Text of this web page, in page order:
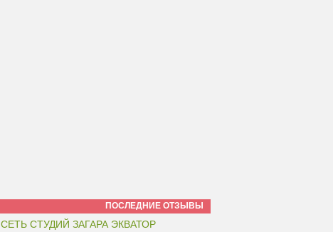
ПОСЛЕДНИЕ ОТЗЫВЫ
СЕТЬ СТУДИЙ ЗАГАРА ЭКВАТОР